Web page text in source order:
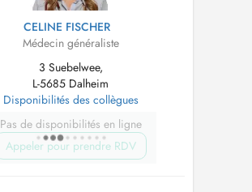
CELINE FISCHER
Médecin généraliste
3 Suebelwee,
L-5685 Dalheim
Disponibilités des collègues
Pas de disponibilités en ligne
Appeler pour prendre RDV